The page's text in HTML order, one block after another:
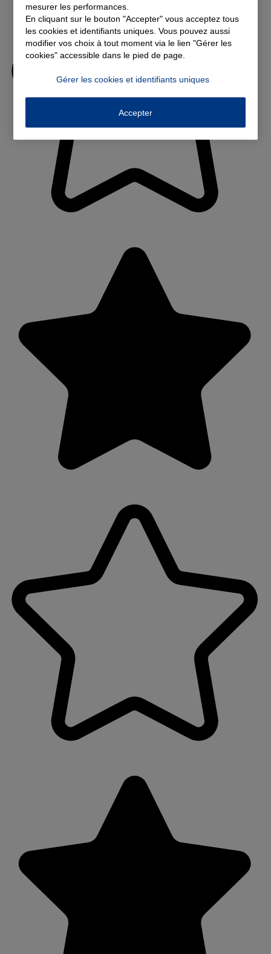
mesurer les performances.
En cliquant sur le bouton "Accepter" vous acceptez tous
les cookies et identifiants uniques. Vous pouvez aussi
modifier vos choix à tout moment via le lien "Gérer les
cookies" accessible dans le pied de page.
Gérer les cookies et identifiants uniques
Accepter